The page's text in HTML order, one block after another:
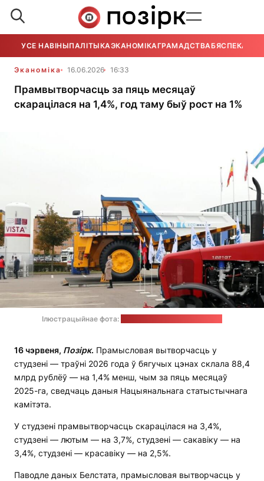
УСЕ НАВІНЫПАЛІТЫКАЭКАНОМІКАГРАМАДСТВАБЯСПЕКА
Эканоміка 16.06.2026 16:33
Прамвытворчасць за пяць месяцаў
скарацілася на 1,4%, год таму быў рост на 1%
Ілюстрацыйнае фота:
16 чэрвеня, Позірк. Прамысловая вытворчасць у
студзені — траўні 2026 года ў бягучых цэнах склала 88,4
млрд рублёў — на 1,4% менш, чым за пяць месяцаў
2025-га, сведчаць даныя Нацыянальнага статыстычнага
камітэта.
У студзені прамвытворчасць скарацілася на 3,4%,
студзені — лютым — на 3,7%, студзені — сакавіку — на
3,4%, студзені — красавіку — на 2,5%.
Паводле даных Белстата, прамысловая вытворчасць у